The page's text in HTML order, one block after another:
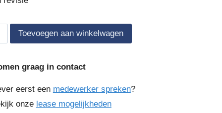
Toevoegen aan winkelwagen
graag in contact
eerst een medewerker spreken?
onze lease mogelijkheden